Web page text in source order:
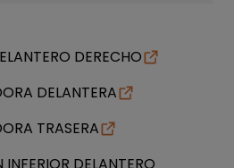
DERECHO
DELANTERA
TRASERA